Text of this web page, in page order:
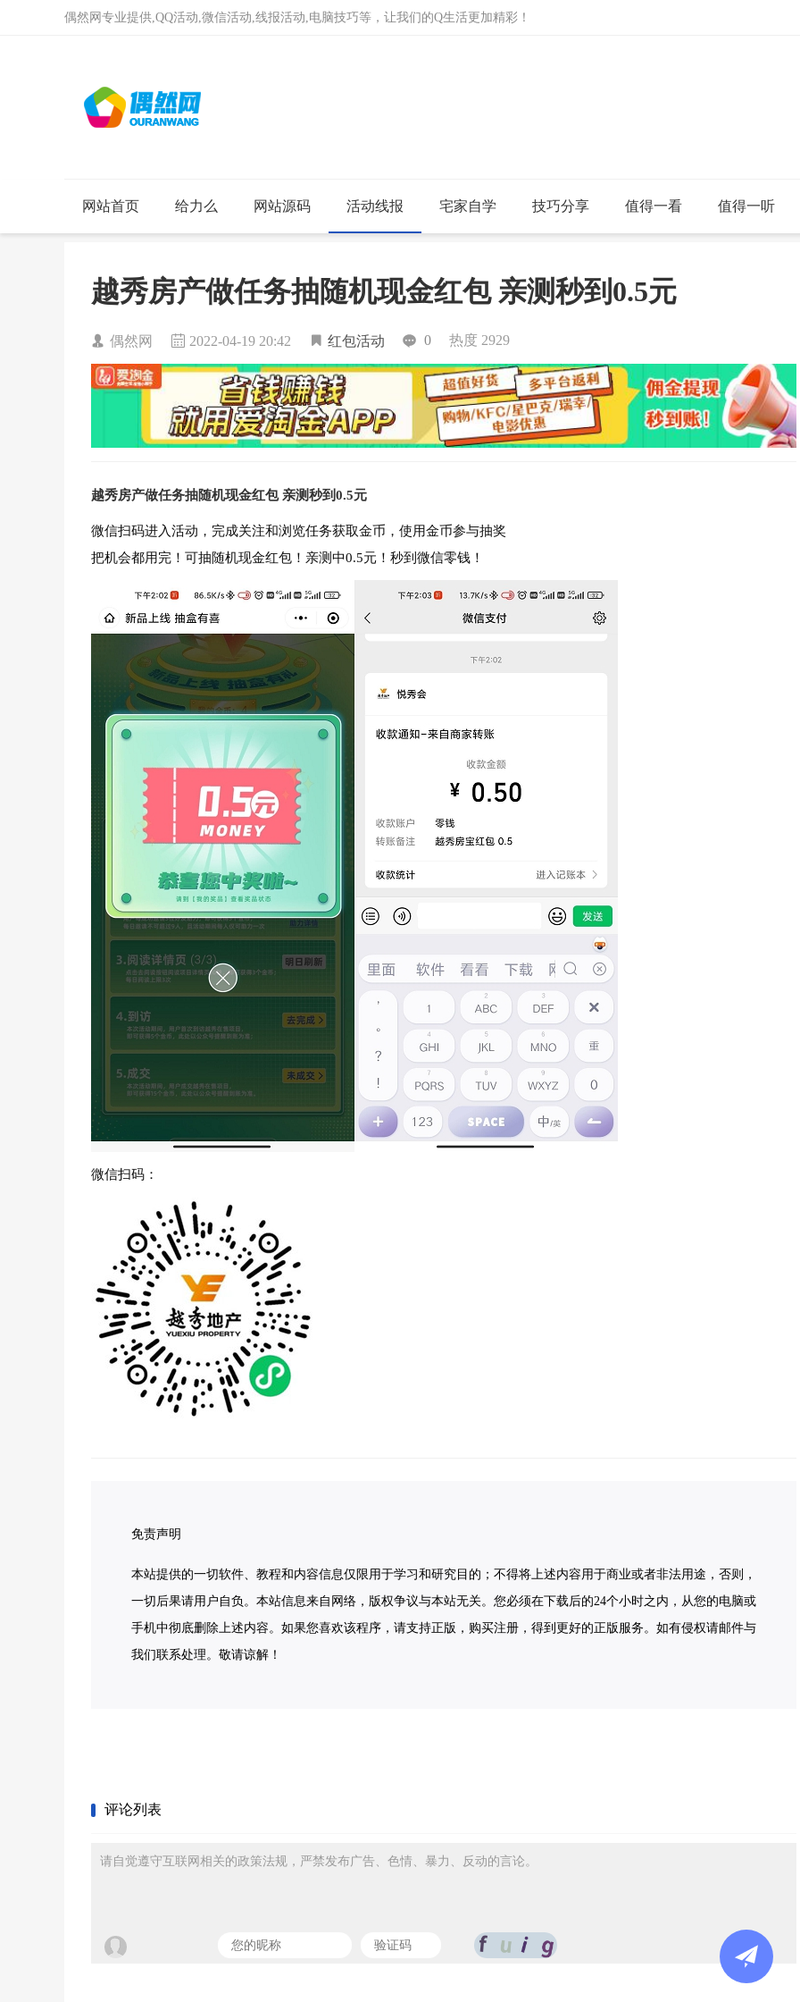
偶然网专业提供,QQ活动,微信活动,线报活动,电脑技巧等，让我们的Q生活更加精彩！
网站首页 给力么 网站源码 活动线报 宅家自学 技巧分享 值得一看 值得一听
越秀房产做任务抽随机现金红包 亲测秒到0.5元
偶然网 2022-04-19 20:42 红包活动 0 热度 2929
越秀房产做任务抽随机现金红包 亲测秒到0.5元
微信扫码进入活动，完成关注和浏览任务获取金币，使用金币参与抽奖
把机会都用完！可抽随机现金红包！亲测中0.5元！秒到微信零钱！
微信扫码：
免责声明
本站提供的一切软件、教程和内容信息仅限用于学习和研究目的；不得将上述内容用于商业或者非法用途，否则，
一切后果请用户自负。本站信息来自网络，版权争议与本站无关。您必须在下载后的24个小时之内，从您的电脑或
手机中彻底删除上述内容。如果您喜欢该程序，请支持正版，购买注册，得到更好的正版服务。如有侵权请邮件与
我们联系处理。敬请谅解！
评论列表
请自觉遵守互联网相关的政策法规，严禁发布广告、色情、暴力、反动的言论。